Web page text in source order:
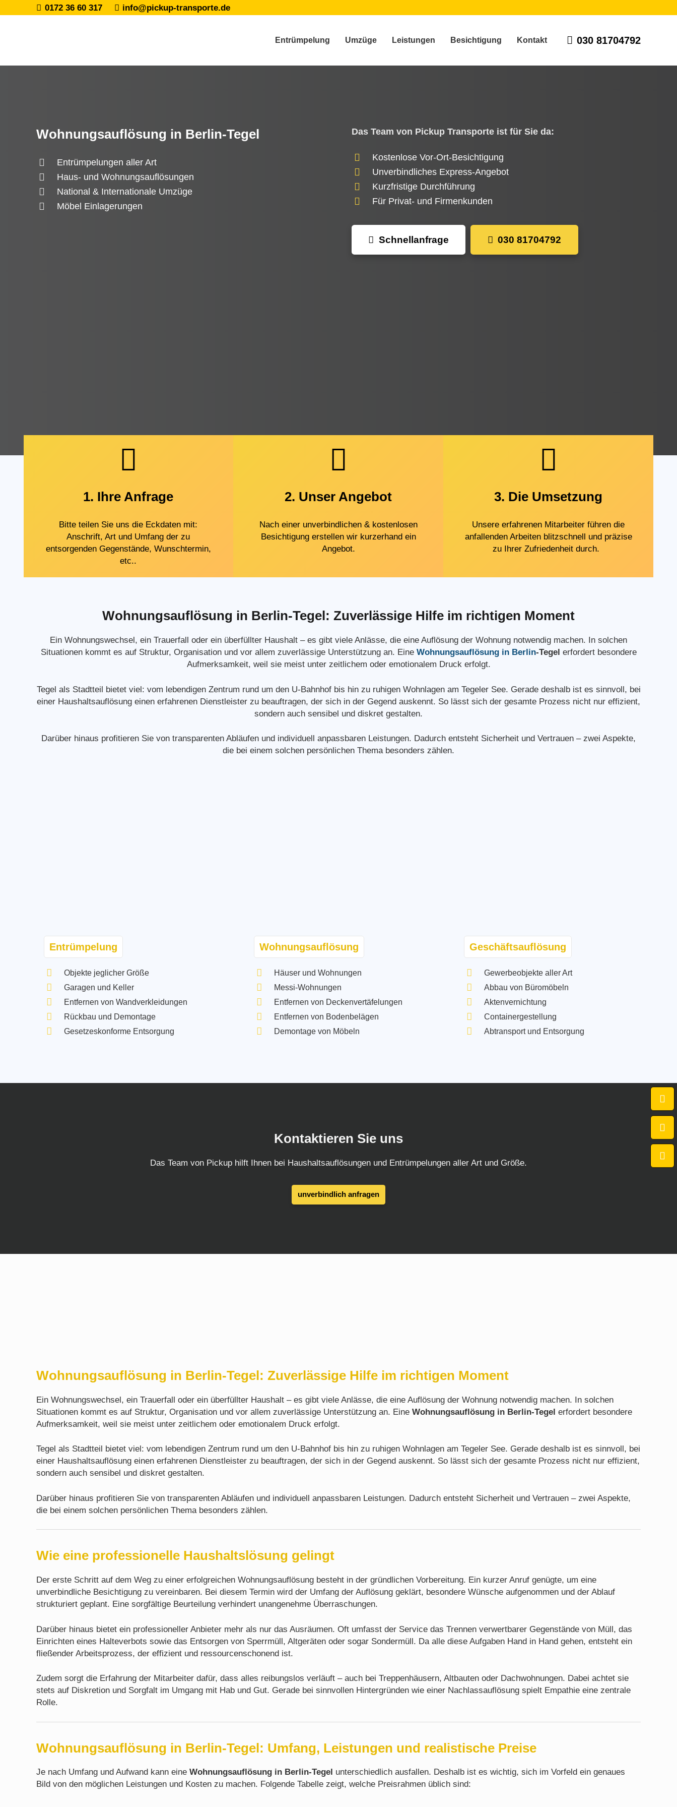
0172 36 60 317 info@pickup-transporte.de
Entrümpelung Umzüge Leistungen Besichtigung Kontakt 030 81704792
Wohnungsauflösung in Berlin-Tegel
Entrümpelungen aller Art
Haus- und Wohnungsauflösungen
National & Internationale Umzüge
Möbel Einlagerungen
Das Team von Pickup Transporte ist für Sie da:
Kostenlose Vor-Ort-Besichtigung
Unverbindliches Express-Angebot
Kurzfristige Durchführung
Für Privat- und Firmenkunden
Schnellanfrage 030 81704792
1. Ihre Anfrage
Bitte teilen Sie uns die Eckdaten mit:
Anschrift, Art und Umfang der zu
entsorgenden Gegenstände, Wunschtermin,
etc..
2. Unser Angebot
Nach einer unverbindlichen & kostenlosen
Besichtigung erstellen wir kurzerhand ein
Angebot.
3. Die Umsetzung
Unsere erfahrenen Mitarbeiter führen die
anfallenden Arbeiten blitzschnell und präzise
zu Ihrer Zufriedenheit durch.
Wohnungsauflösung in Berlin-Tegel: Zuverlässige Hilfe im richtigen Moment
Ein Wohnungswechsel, ein Trauerfall oder ein überfüllter Haushalt – es gibt viele Anlässe, die eine Auflösung der Wohnung notwendig machen. In solchen
Situationen kommt es auf Struktur, Organisation und vor allem zuverlässige Unterstützung an. Eine Wohnungsauflösung in Berlin-Tegel erfordert besondere
Aufmerksamkeit, weil sie meist unter zeitlichem oder emotionalem Druck erfolgt.
Tegel als Stadtteil bietet viel: vom lebendigen Zentrum rund um den U-Bahnhof bis hin zu ruhigen Wohnlagen am Tegeler See. Gerade deshalb ist es sinnvoll, bei
einer Haushaltsauflösung einen erfahrenen Dienstleister zu beauftragen, der sich in der Gegend auskennt. So lässt sich der gesamte Prozess nicht nur effizient,
sondern auch sensibel und diskret gestalten.
Darüber hinaus profitieren Sie von transparenten Abläufen und individuell anpassbaren Leistungen. Dadurch entsteht Sicherheit und Vertrauen – zwei Aspekte,
die bei einem solchen persönlichen Thema besonders zählen.
Entrümpelung
Objekte jeglicher Größe
Garagen und Keller
Entfernen von Wandverkleidungen
Rückbau und Demontage
Gesetzeskonforme Entsorgung
Wohnungsauflösung
Häuser und Wohnungen
Messi-Wohnungen
Entfernen von Deckenvertäfelungen
Entfernen von Bodenbelägen
Demontage von Möbeln
Geschäftsauflösung
Gewerbeobjekte aller Art
Abbau von Büromöbeln
Aktenvernichtung
Containergestellung
Abtransport und Entsorgung
Kontaktieren Sie uns
Das Team von Pickup hilft Ihnen bei Haushaltsauflösungen und Entrümpelungen aller Art und Größe.
unverbindlich anfragen
Wohnungsauflösung in Berlin-Tegel: Zuverlässige Hilfe im richtigen Moment
Ein Wohnungswechsel, ein Trauerfall oder ein überfüllter Haushalt – es gibt viele Anlässe, die eine Auflösung der Wohnung notwendig machen. In solchen
Situationen kommt es auf Struktur, Organisation und vor allem zuverlässige Unterstützung an. Eine Wohnungsauflösung in Berlin-Tegel erfordert besondere
Aufmerksamkeit, weil sie meist unter zeitlichem oder emotionalem Druck erfolgt.
Tegel als Stadtteil bietet viel: vom lebendigen Zentrum rund um den U-Bahnhof bis hin zu ruhigen Wohnlagen am Tegeler See. Gerade deshalb ist es sinnvoll, bei
einer Haushaltsauflösung einen erfahrenen Dienstleister zu beauftragen, der sich in der Gegend auskennt. So lässt sich der gesamte Prozess nicht nur effizient,
sondern auch sensibel und diskret gestalten.
Darüber hinaus profitieren Sie von transparenten Abläufen und individuell anpassbaren Leistungen. Dadurch entsteht Sicherheit und Vertrauen – zwei Aspekte,
die bei einem solchen persönlichen Thema besonders zählen.
Wie eine professionelle Haushaltslösung gelingt
Der erste Schritt auf dem Weg zu einer erfolgreichen Wohnungsauflösung besteht in der gründlichen Vorbereitung. Ein kurzer Anruf genügte, um eine
unverbindliche Besichtigung zu vereinbaren. Bei diesem Termin wird der Umfang der Auflösung geklärt, besondere Wünsche aufgenommen und der Ablauf
strukturiert geplant. Eine sorgfältige Beurteilung verhindert unangenehme Überraschungen.
Darüber hinaus bietet ein professioneller Anbieter mehr als nur das Ausräumen. Oft umfasst der Service das Trennen verwertbarer Gegenstände von Müll, das
Einrichten eines Halteverbots sowie das Entsorgen von Sperrmüll, Altgeräten oder sogar Sondermüll. Da alle diese Aufgaben Hand in Hand gehen, entsteht ein
fließender Arbeitsprozess, der effizient und ressourcenschonend ist.
Zudem sorgt die Erfahrung der Mitarbeiter dafür, dass alles reibungslos verläuft – auch bei Treppenhäusern, Altbauten oder Dachwohnungen. Dabei achtet sie
stets auf Diskretion und Sorgfalt im Umgang mit Hab und Gut. Gerade bei sinnvollen Hintergründen wie einer Nachlassauflösung spielt Empathie eine zentrale
Rolle.
Wohnungsauflösung in Berlin-Tegel: Umfang, Leistungen und realistische Preise
Je nach Umfang und Aufwand kann eine Wohnungsauflösung in Berlin-Tegel unterschiedlich ausfallen. Deshalb ist es wichtig, sich im Vorfeld ein genaues
Bild von den möglichen Leistungen und Kosten zu machen. Folgende Tabelle zeigt, welche Preisrahmen üblich sind: